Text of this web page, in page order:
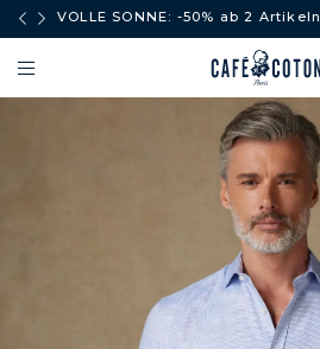
VOLLE SONNE: -50% ab 2 Artikeln